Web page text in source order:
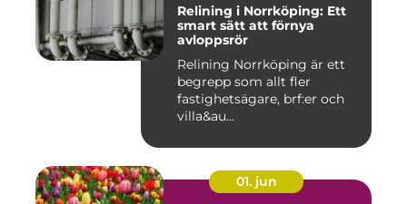
Relining i Norrköping: Ett
smart sätt att förnya
avloppsrör
Relining Norrköping är ett
begrepp som allt fler
fastighetsägare, brf:er och
villa&au...
01. jun